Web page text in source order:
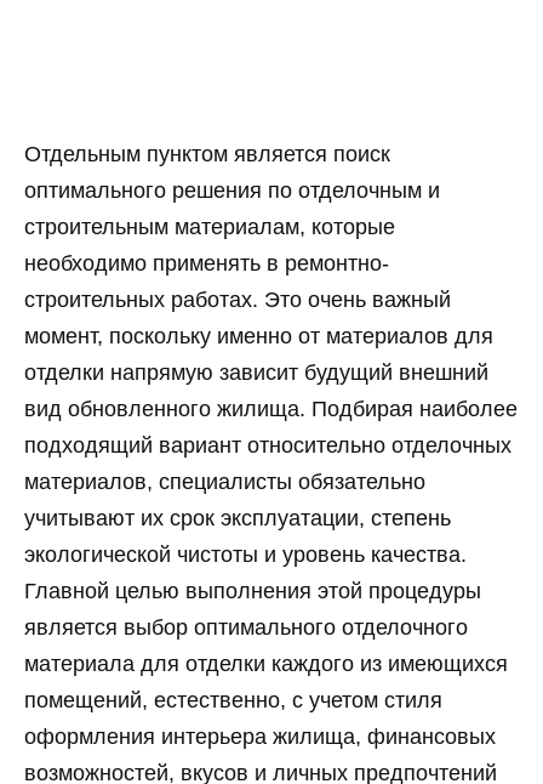
Отдельным пунктом является поиск
оптимального решения по отделочным и
строительным материалам, которые
необходимо применять в ремонтно-
строительных работах. Это очень важный
момент, поскольку именно от материалов для
отделки напрямую зависит будущий внешний
вид обновленного жилища. Подбирая наиболее
подходящий вариант относительно отделочных
материалов, специалисты обязательно
учитывают их срок эксплуатации, степень
экологической чистоты и уровень качества.
Главной целью выполнения этой процедуры
является выбор оптимального отделочного
материала для отделки каждого из имеющихся
помещений, естественно, с учетом стиля
оформления интерьера жилища, финансовых
возможностей, вкусов и личных предпочтений